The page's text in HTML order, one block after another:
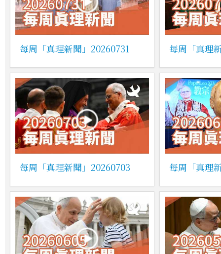
每周「真理新聞」20260731 每周「真理
每周「真理新聞」20260703 每周「真理